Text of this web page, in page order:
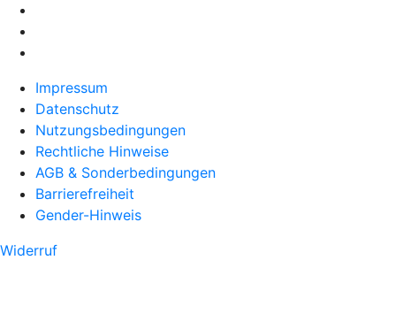
Impressum
Datenschutz
Nutzungsbedingungen
Rechtliche Hinweise
AGB & Sonderbedingungen
Barrierefreiheit
Gender-Hinweis
Widerruf